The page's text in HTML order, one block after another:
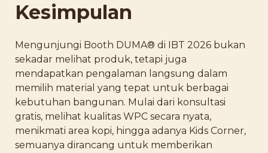
Kesimpulan
Mengunjungi Booth DUMA® di IBT 2026 bukan
sekadar melihat produk, tetapi juga
mendapatkan pengalaman langsung dalam
memilih material yang tepat untuk berbagai
kebutuhan bangunan. Mulai dari konsultasi
gratis, melihat kualitas WPC secara nyata,
menikmati area kopi, hingga adanya Kids Corner,
semuanya dirancang untuk memberikan